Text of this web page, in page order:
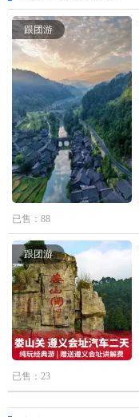
跟团游
已售：88
跟团游
已售：23